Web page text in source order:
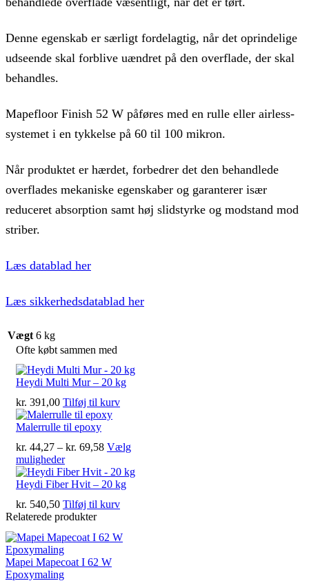
Denne egenskab er særligt fordelagtig, når det oprindelige
udseende skal forblive uændret på den overflade, der skal
behandles.
Mapefloor Finish 52 W påføres med en rulle eller airless-
systemet i en tykkelse på 60 til 100 mikron.
Når produktet er hærdet, forbedrer det den behandlede
overflades mekaniske egenskaber og garanterer især
reduceret absorption samt høj slidstyrke og modstand mod
striber.
Læs datablad her
Læs sikkerhedsdatablad her
Vægt 6 kg
Ofte købt sammen med
Heydi Multi Mur – 20 kg
kr. 391,00 Tilføj til kurv
Malerrulle til epoxy
kr. 44,27 – kr. 69,58Prisinterval:
til
kr. 69,58
Vælg
mulighederDette
vare
har
varianter.
Mulighederne
kan
vælges
på
varesiden
Heydi Fiber Hvit – 20 kg
kr. 540,50 Tilføj til kurv
Relaterede produkter
Mapei Mapecoat I 62 W
Epoxymaling